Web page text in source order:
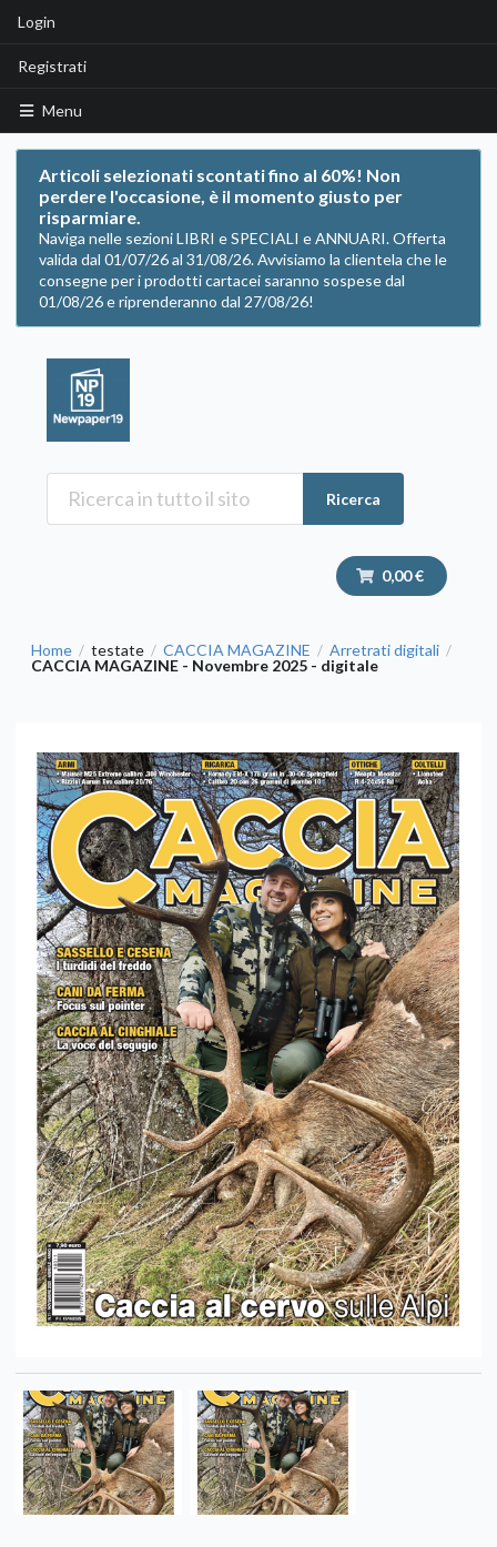
Login
Registrati
Menu
Articoli selezionati scontati fino al 60%! Non
perdere l'occasione, è il momento giusto per
risparmiare.
Naviga nelle sezioni LIBRI e SPECIALI e ANNUARI. Offerta
valida dal 01/07/26 al 31/08/26. Avvisiamo la clientela che le
consegne per i prodotti cartacei saranno sospese dal
01/08/26 e riprenderanno dal 27/08/26!
Ricerca
0,00 €
Home / testate / CACCIA MAGAZINE / Arretrati digitali /
CACCIA MAGAZINE - Novembre 2025 - digitale